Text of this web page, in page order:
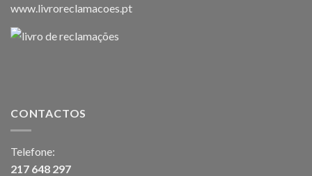
www.livroreclamacoes.pt
CONTACTOS
Telefone:
217 648 297